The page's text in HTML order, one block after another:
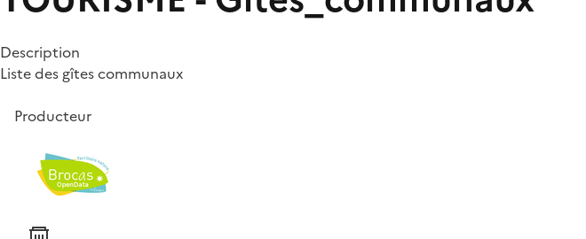
Description
Liste des gîtes communaux
Producteur